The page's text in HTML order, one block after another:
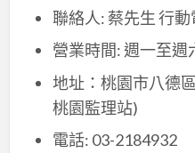
聯絡人: 蔡先生 行
營業時間: 週一至週
地址：桃園市八德
桃園監理站)
電話: 03-2184932